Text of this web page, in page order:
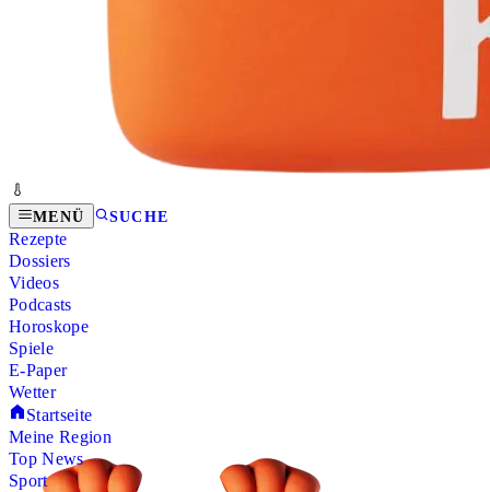
MENÜ SUCHE
Rezepte
Dossiers
Videos
Podcasts
Horoskope
Spiele
E-Paper
Wetter
Startseite
Meine Region
Top News
Sport